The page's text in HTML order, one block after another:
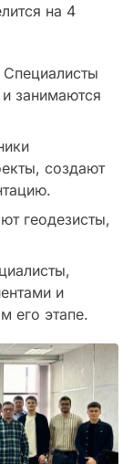
на 4
Специалисты
занимаются
создают
геодезисты,
и
его этапе.